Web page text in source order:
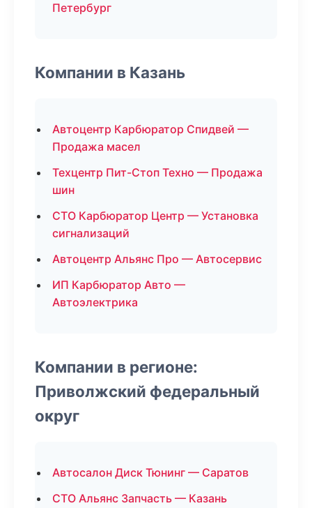
Петербург
Компании в Казань
Автоцентр Карбюратор Спидвей —
Продажа масел
Техцентр Пит-Стоп Техно — Продажа
шин
СТО Карбюратор Центр — Установка
сигнализаций
Автоцентр Альянс Про — Автосервис
ИП Карбюратор Авто —
Автоэлектрика
Компании в регионе:
Приволжский федеральный
округ
Автосалон Диск Тюнинг — Саратов
СТО Альянс Запчасть — Казань